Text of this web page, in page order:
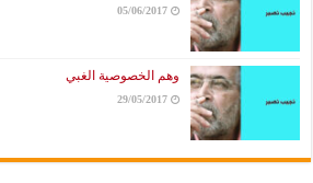
05/06/2017
وهم الخصوصية الغبي
29/05/2017